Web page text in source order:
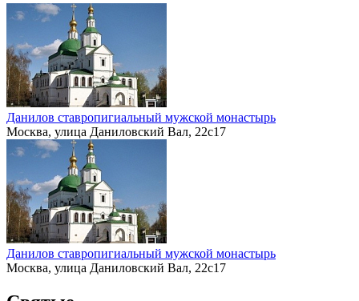
Данилов ставропигиальный мужской монастырь
Москва, улица Даниловский Вал, 22с17
Данилов ставропигиальный мужской монастырь
Москва, улица Даниловский Вал, 22с17